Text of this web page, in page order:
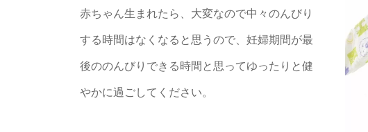
赤ちゃん生まれたら、大変なので中々のんびり
する時間はなくなると思うので、妊婦期間が最
後ののんびりできる時間と思ってゆったりと健
やかに過ごしてください。